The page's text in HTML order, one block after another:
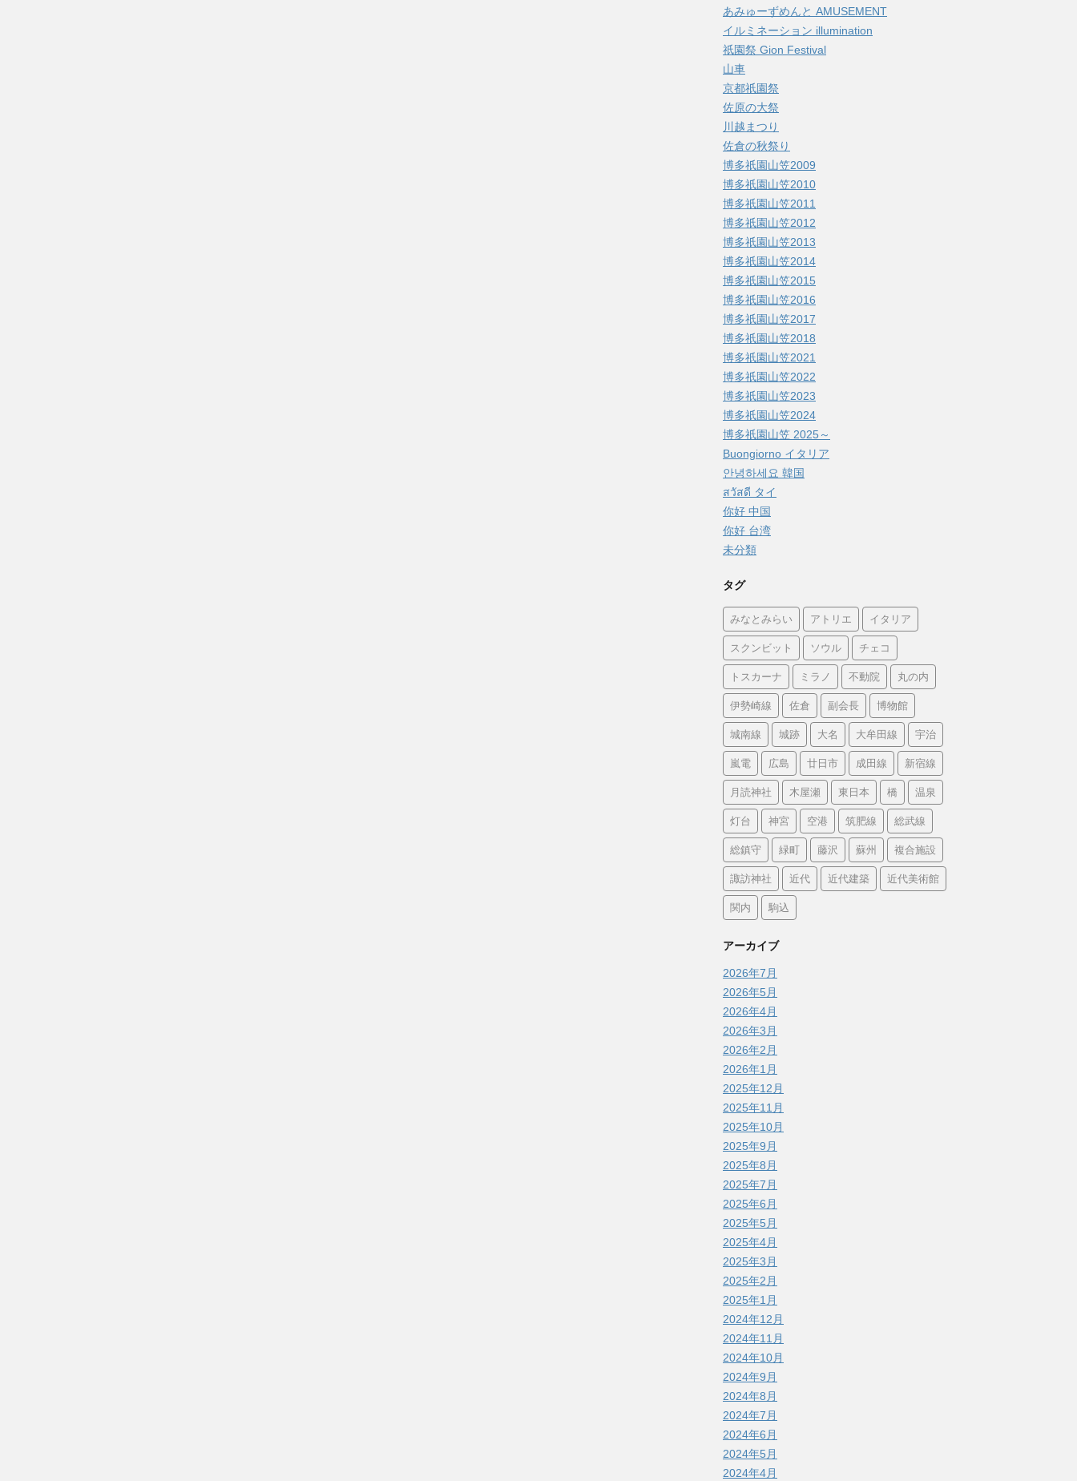
あみゅーずめんと AMUSEMENT
イルミネーション illumination
祇園祭 Gion Festival
山車
京都祇園祭
佐原の大祭
川越まつり
佐倉の秋祭り
博多祇園山笠2009
博多祇園山笠2010
博多祇園山笠2011
博多祇園山笠2012
博多祇園山笠2013
博多祇園山笠2014
博多祇園山笠2015
博多祇園山笠2016
博多祇園山笠2017
博多祇園山笠2018
博多祇園山笠2021
博多祇園山笠2022
博多祇園山笠2023
博多祇園山笠2024
博多祇園山笠 2025～
Buongiorno イタリア
안녕하세요 韓国
สวัสดี タイ
你好 中国
你好 台湾
未分類
タグ
みなとみらい アトリエ イタリア
スクンビット ソウル チェコ
トスカーナ ミラノ 不動院 丸の内
伊勢崎線 佐倉 副会長 博物館
城南線 城跡 大名 大牟田線 宇治
嵐電 広島 廿日市 成田線 新宿線
月読神社 木屋瀬 東日本 橋 温泉
灯台 神宮 空港 筑肥線 総武線
総鎮守 緑町 藤沢 蘇州 複合施設
諏訪神社 近代 近代建築 近代美術館
関内 駒込
アーカイブ
2026年7月
2026年5月
2026年4月
2026年3月
2026年2月
2026年1月
2025年12月
2025年11月
2025年10月
2025年9月
2025年8月
2025年7月
2025年6月
2025年5月
2025年4月
2025年3月
2025年2月
2025年1月
2024年12月
2024年11月
2024年10月
2024年9月
2024年8月
2024年7月
2024年6月
2024年5月
2024年4月